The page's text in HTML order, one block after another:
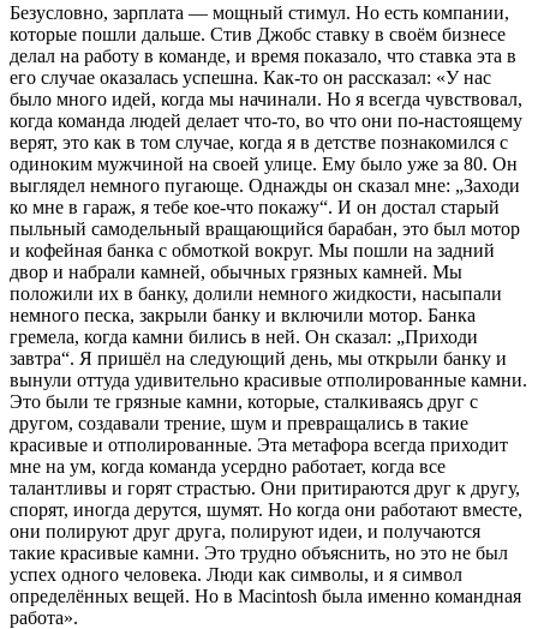
Безусловно, зарплата — мощный стимул. Но есть компании,
которые пошли дальше. Стив Джобс ставку в своём бизнесе
делал на работу в команде, и время показало, что ставка эта в
его случае оказалась успешна. Как-то он рассказал: «У нас
было много идей, когда мы начинали. Но я всегда чувствовал,
когда команда людей делает что-то, во что они по-настоящему
верят, это как в том случае, когда я в детстве познакомился с
одиноким мужчиной на своей улице. Ему было уже за 80. Он
выглядел немного пугающе. Однажды он сказал мне: „Заходи
ко мне в гараж, я тебе кое-что покажу“. И он достал старый
пыльный самодельный вращающийся барабан, это был мотор
и кофейная банка с обмоткой вокруг. Мы пошли на задний
двор и набрали камней, обычных грязных камней. Мы
положили их в банку, долили немного жидкости, насыпали
немного песка, закрыли банку и включили мотор. Банка
гремела, когда камни бились в ней. Он сказал: „Приходи
завтра“. Я пришёл на следующий день, мы открыли банку и
вынули оттуда удивительно красивые отполированные камни.
Это были те грязные камни, которые, сталкиваясь друг с
другом, создавали трение, шум и превращались в такие
красивые и отполированные. Эта метафора всегда приходит
мне на ум, когда команда усердно работает, когда все
талантливы и горят страстью. Они притираются друг к другу,
спорят, иногда дерутся, шумят. Но когда они работают вместе,
они полируют друг друга, полируют идеи, и получаются
такие красивые камни. Это трудно объяснить, но это не был
успех одного человека. Люди как символы, и я символ
определённых вещей. Но в Macintosh была именно командная
работа».